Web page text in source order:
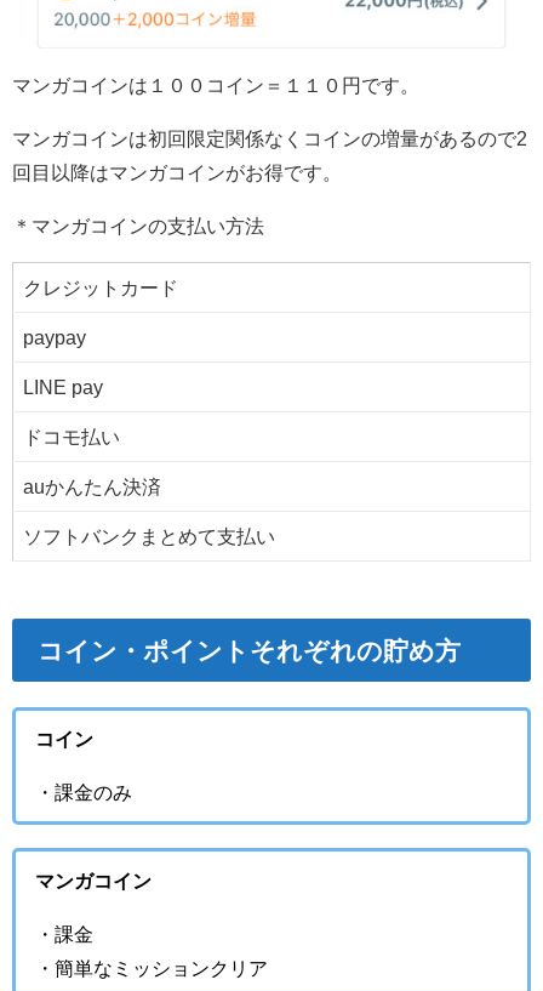
マンガコインは１００コイン＝１１０円です。
マンガコインは初回限定関係なくコインの増量があるので2
回目以降はマンガコインがお得です
＊マンガコインの支払い方法
クレジットカード
paypay
LINE pay
ドコモ払い
auかんたん決済
ソフトバンクまとめて支払い
コイン・ポイントそれぞれの貯め方
コイン
・課金のみ
マンガコイン
・課金
・簡単なミッションクリア